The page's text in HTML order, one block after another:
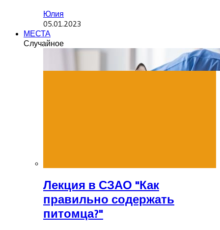
Юлия
05.01.2023
МЕСТА
Случайное
Лекция в СЗАО "Как
правильно содержать
питомца?"